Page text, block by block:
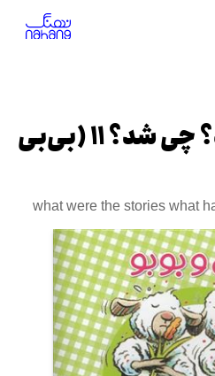
قصه‌های چی بود؟ چی شد؟ 11 (بی‌بی
what were the stories what